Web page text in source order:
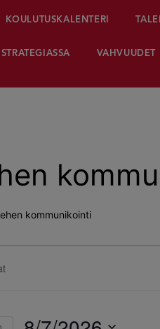
KOULUTUSKALENTERI
VAHVUUDET
kommunikointi